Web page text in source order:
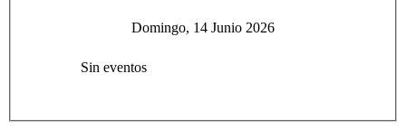
Domingo, 14 Junio 2026
Sin eventos